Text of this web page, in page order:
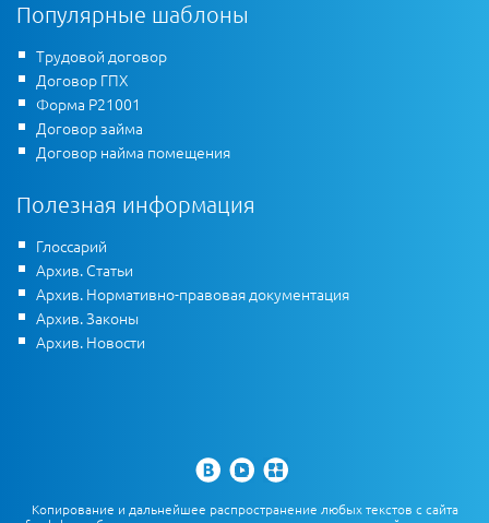
Популярные шаблоны
Трудовой договор
Договор ГПХ
Форма Р21001
Договор займа
Договор найма помещения
Полезная информация
Глоссарий
Архив. Статьи
Архив. Нормативно-правовая документация
Архив. Законы
Архив. Новости
Копирование и дальнейшее распространение любых текстов с сайта